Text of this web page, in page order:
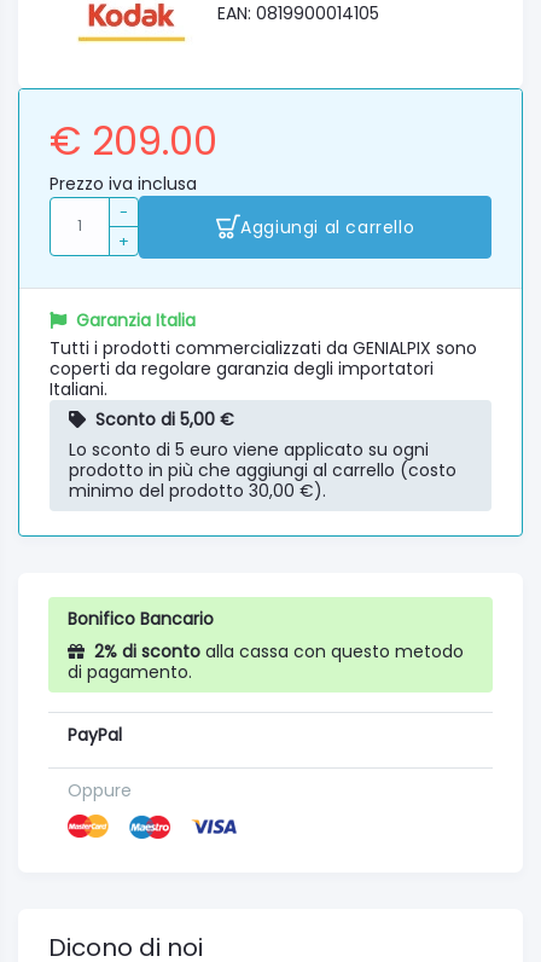
EAN: 0819900014105
€ 209.00
Prezzo iva inclusa
-
+
Aggiungi al carrello
Garanzia Italia
Tutti i prodotti commercializzati da GENIALPIX sono
coperti da regolare garanzia degli importatori
Italiani.
Sconto di 5,00 €
Lo sconto di 5 euro viene applicato su ogni
prodotto in più che aggiungi al carrello (costo
minimo del prodotto 30,00 €).
Bonifico Bancario
2% di sconto alla cassa con questo metodo
di pagamento.
PayPal
Oppure
Dicono di noi